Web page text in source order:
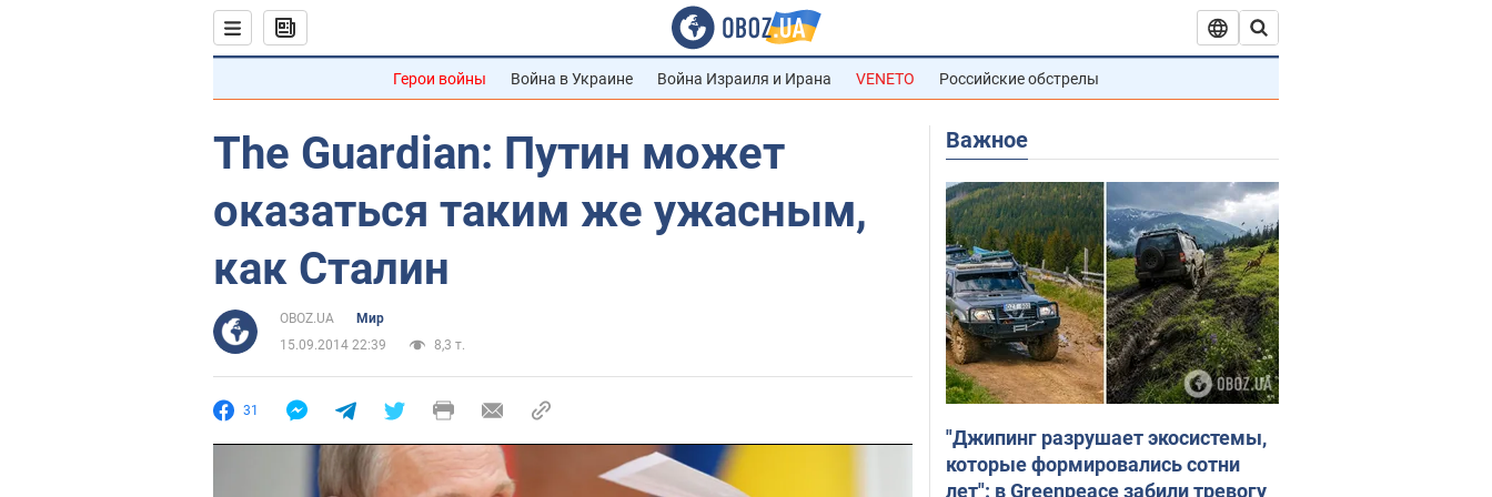
Герои войны Война в Украине Война Израиля и Ирана VENETO Российские обстрелы
The Guardian: Путин может
оказаться таким же ужасным,
как Сталин
OBOZ.UA
Мир
15.09.2014 22:39
8,3 т.
31
Важное
"Джипинг разрушает экосистемы,
которые формировались сотни
лет": в Greenpeace забили тревогу